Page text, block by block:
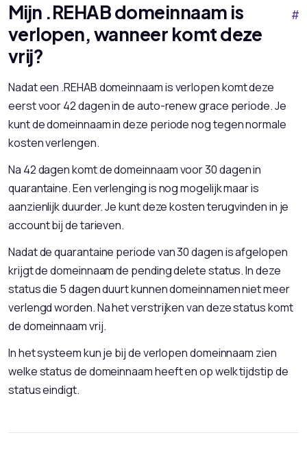
Mijn .REHAB domeinnaam is
verlopen, wanneer komt deze
vrij?
#
Nadat een .REHAB domeinnaam is verlopen komt deze
eerst voor 42 dagen in de auto-renew grace periode. Je
kunt de domeinnaam in deze periode nog tegen normale
kosten verlengen.
Na 42 dagen komt de domeinnaam voor 30 dagen in
quarantaine. Een verlenging is nog mogelijk maar is
aanzienlijk duurder. Je kunt deze kosten terugvinden in je
account bij de tarieven.
Nadat de quarantaine periode van 30 dagen is afgelopen
krijgt de domeinnaam de pending delete status. In deze
status die 5 dagen duurt kunnen domeinnamen niet meer
verlengd worden. Na het verstrijken van deze status komt
de domeinnaam vrij.
In het systeem kun je bij de verlopen domeinnaam zien
welke status de domeinnaam heeft en op welk tijdstip de
status eindigt.